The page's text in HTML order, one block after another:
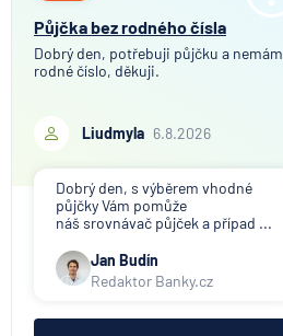
Půjčka bez rodného čísla
Dobrý den, potřebuji půjčku a nemám
rodné číslo, děkuji.
Liudmyla 6.8.2026
Dobrý den, s výběrem vhodné
půjčky Vám pomůže
náš srovnávač půjček a případ ...
Jan Budín
Redaktor Banky.cz